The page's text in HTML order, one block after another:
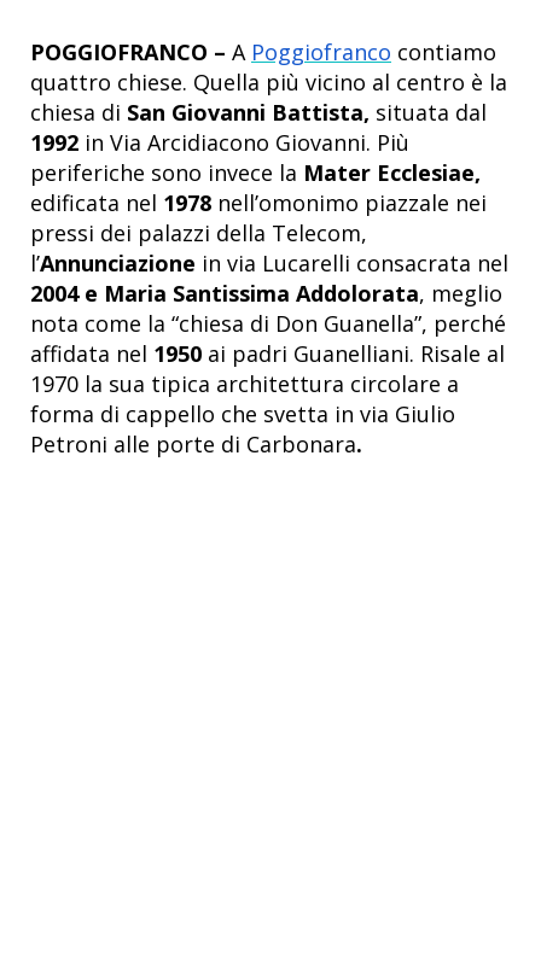
POGGIOFRANCO – A Poggiofranco contiamo
quattro chiese. Quella più vicino al centro è la
chiesa di San Giovanni Battista, situata dal
1992 in Via Arcidiacono Giovanni. Più
periferiche sono invece la Mater Ecclesiae,
edificata nel 1978 nell’omonimo piazzale nei
pressi dei palazzi della Telecom,
l’Annunciazione in via Lucarelli consacrata nel
2004 e Maria Santissima Addolorata, meglio
nota come la “chiesa di Don Guanella”, perché
affidata nel 1950 ai padri Guanelliani. Risale al
1970 la sua tipica architettura circolare a
forma di cappello che svetta in via Giulio
Petroni alle porte di Carbonara.